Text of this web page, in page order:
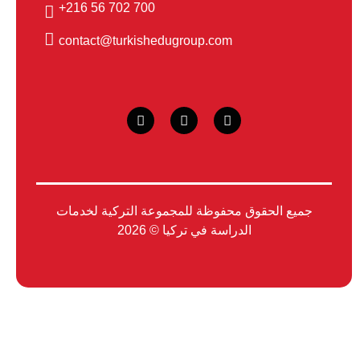
700 702 56 216+
contact@turkishedugroup.com
جميع الحقوق محفوظة للمجموعة التركية لخدمات
الدراسة في تركيا © 2026